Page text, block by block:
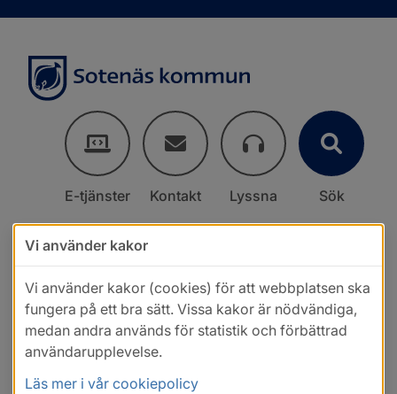
E-tjänster Kontakt Lyssna Sök
Vi använder kakor
Vi använder kakor (cookies) för att webbplatsen ska
fungera på ett bra sätt. Vissa kakor är nödvändiga,
medan andra används för statistik och förbättrad
användarupplevelse.
Läs mer i vår cookiepolicy